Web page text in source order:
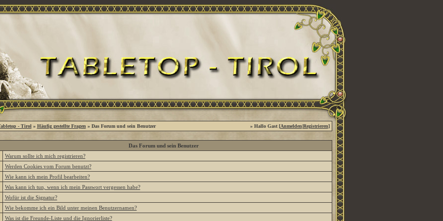
- Tirol » Häufig gestellte Fragen » Das Forum und sein Benutzer » Hallo Gast [Anmelden|Registrieren]
Das Forum und sein Benutzer
Warum sollte ich mich registrieren?
Werden Cookies vom Forum benutzt?
Wie kann ich mein Profil bearbeiten?
Was kann ich tun, wenn ich mein Passwort vergessen habe?
Wofür ist die Signatur?
Wie bekomme ich ein Bild unter meinen Benutzernamen?
Was ist die Freunde-Liste und die Ignorierliste?